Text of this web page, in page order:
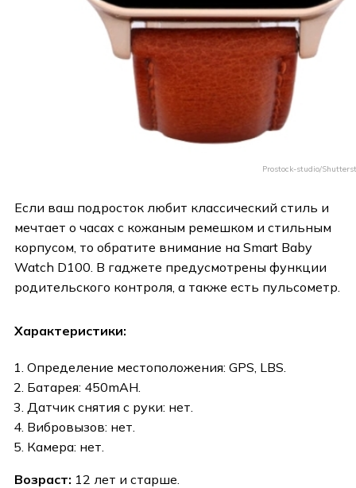
Prostock-studio/
Если ваш подросток любит классический стиль и
мечтает о часах с кожаным ремешком и стильным
корпусом, то обратите внимание на Smart Baby
Watch D100. В гаджете предусмотрены функции
родительского контроля, а также есть пульсометр.
Характеристики:
Определение местоположения: GPS, LBS.
Батарея: 450mAH.
Датчик снятия с руки: нет.
Вибровызов: нет.
Камера: нет.
Возраст: 12 лет и старше.